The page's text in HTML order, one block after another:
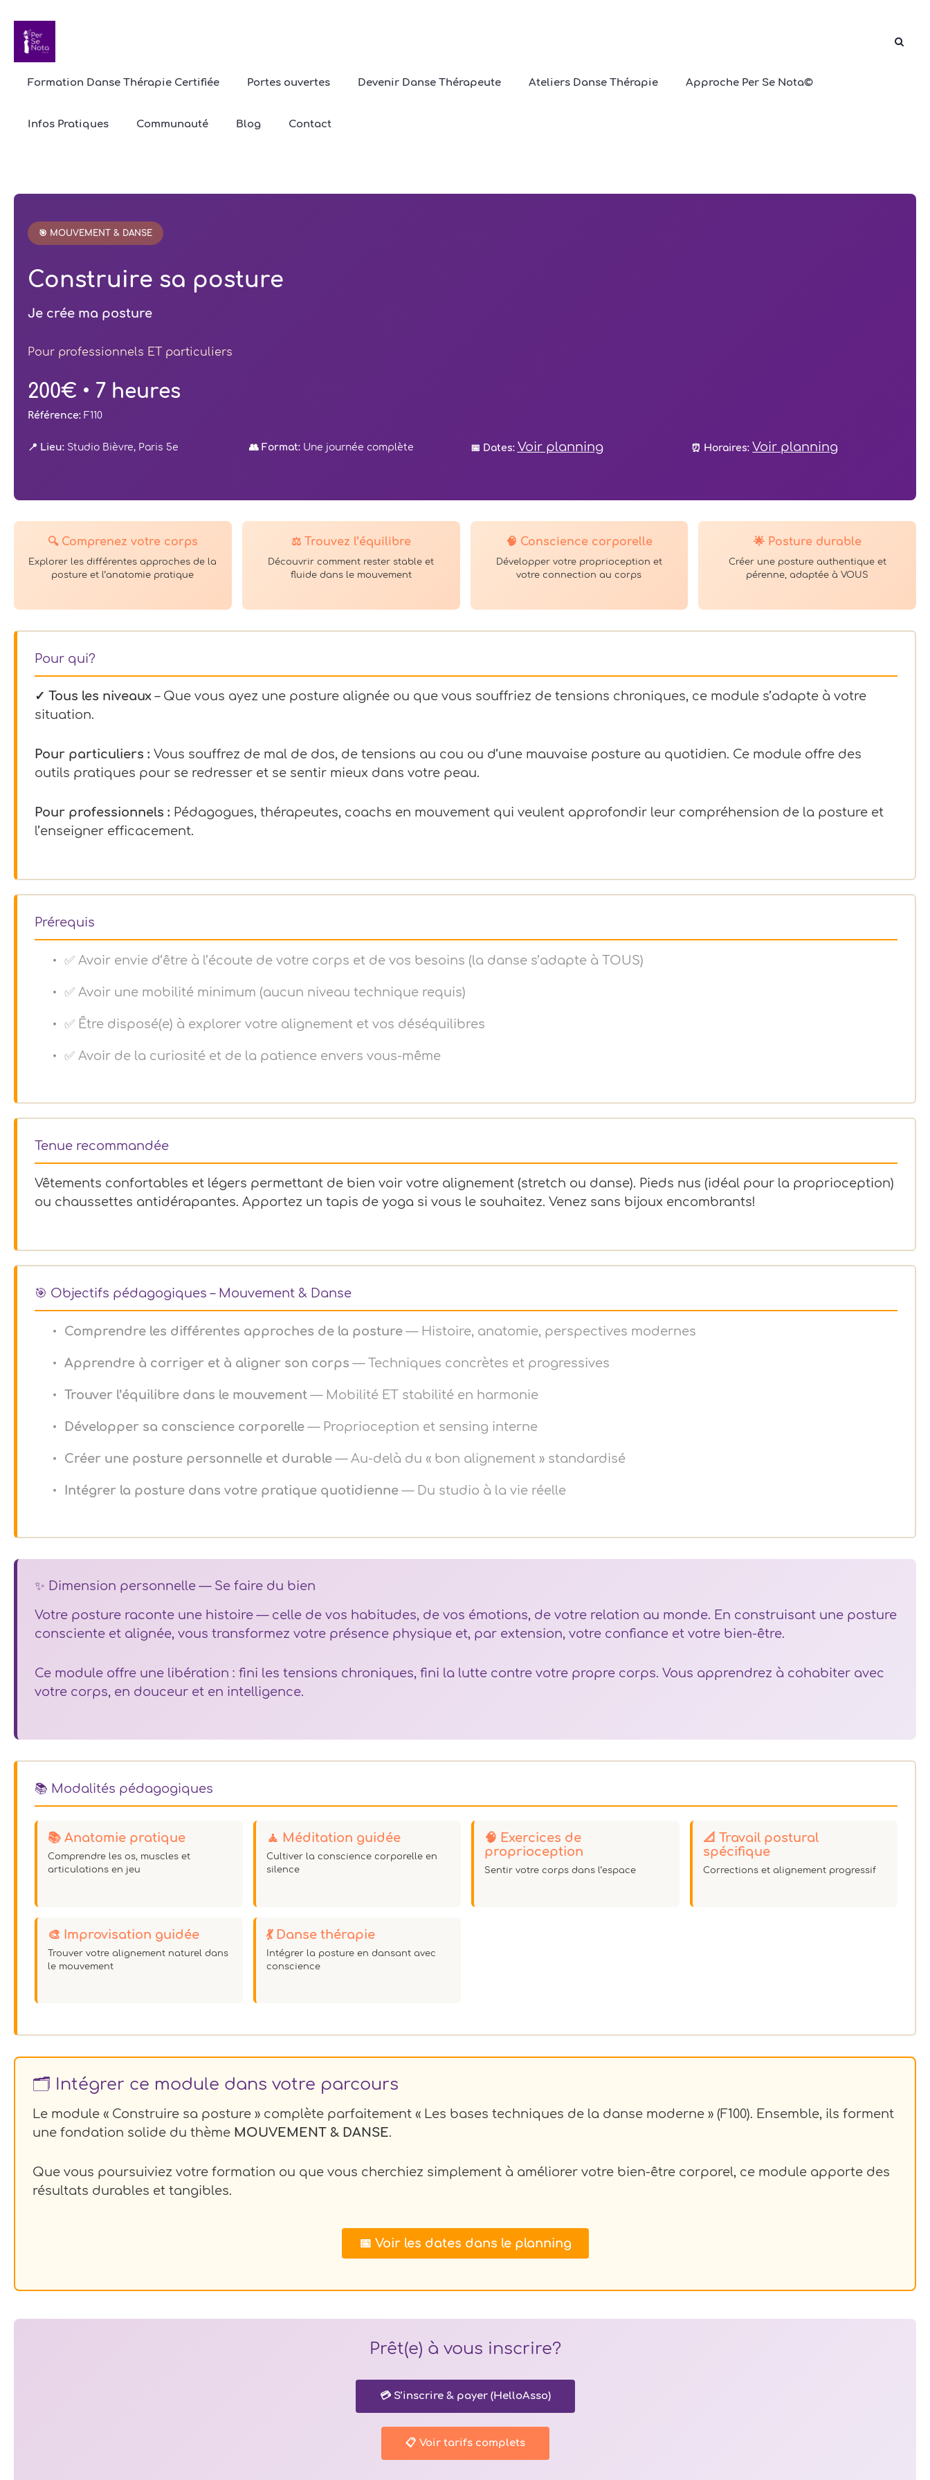
Formation Danse Thérapie Certifiée Portes ouvertes Devenir Danse Thérapeute Ateliers Danse Thérapie Approche Per Se Nota©
Infos Pratiques Communauté Blog Contact
🎯 MOUVEMENT & DANSE
Construire sa posture
Je crée ma posture
Pour professionnels ET particuliers
200€ • 7 heures
Référence: F110
📍 Lieu: Studio Bièvre, Paris 5e 👥 Format:Une journée complète 📅 Dates: Voir planning ⏰ Horaires: Voir planning
🔍 Comprenez votre corps
Explorer les différentes approches de la
posture et l’anatomie pratique
⚖️ Trouvez l’équilibre
Découvrir comment rester stable et
fluide dans le mouvement
🧠 Conscience corporelle
Développer votre proprioception et
votre connection au corps
🌟 Posture durable
Créer une posture authentique et
pérenne, adaptée à VOUS
Pour qui?
✓ Tous les niveaux – Que vous ayez une posture alignée ou que vous souffriez de tensions chroniques, ce module s’adapte à votre
situation.
Pour particuliers : Vous souffrez de mal de dos, de tensions au cou ou d’une mauvaise posture au quotidien. Ce module offre des
outils pratiques pour se redresser et se sentir mieux dans votre peau.
Pour professionnels : Pédagogues, thérapeutes, coachs en mouvement qui veulent approfondir leur compréhension de la posture et
l’enseigner efficacement.
Prérequis
✅ Avoir envie d’être à l’écoute de votre corps et de vos besoins (la danse s’adapte à TOUS)
✅ Avoir une mobilité minimum (aucun niveau technique requis)
✅ Être disposé(e) à explorer votre alignement et vos déséquilibres
✅ Avoir de la curiosité et de la patience envers vous-même
Tenue recommandée
Vêtements confortables et légers permettant de bien voir votre alignement (stretch ou danse). Pieds nus (idéal pour la proprioception)
ou chaussettes antidérapantes. Apportez un tapis de yoga si vous le souhaitez. Venez sans bijoux encombrants!
🎯 Objectifs pédagogiques – Mouvement & Danse
Comprendre les différentes approches de la posture — Histoire, anatomie, perspectives modernes
Apprendre à corriger et à aligner son corps — Techniques concrètes et progressives
Trouver l’équilibre dans le mouvement — Mobilité ET stabilité en harmonie
Développer sa conscience corporelle — Proprioception et sensing interne
Créer une posture personnelle et durable — Au-delà du « bon alignement » standardisé
Intégrer la posture dans votre pratique quotidienne — Du studio à la vie réelle
✨ Dimension personnelle — Se faire du bien
Votre posture raconte une histoire — celle de vos habitudes, de vos émotions, de votre relation au monde. En construisant une posture
consciente et alignée, vous transformez votre présence physique et, par extension, votre confiance et votre bien-être.
Ce module offre une libération : fini les tensions chroniques, fini la lutte contre votre propre corps. Vous apprendrez à cohabiter avec
votre corps, en douceur et en intelligence.
📚 Modalités pédagogiques
📚 Anatomie pratique
Comprendre les os, muscles et
articulations en jeu
🧘 Méditation guidée
Cultiver la conscience corporelle en
silence
🧠 Exercices de
proprioception
Sentir votre corps dans l’espace
📐 Travail postural
spécifique
Corrections et alignement progressif
🎨 Improvisation guidée
Trouver votre alignement naturel dans
le mouvement
💃 Danse thérapie
Intégrer la posture en dansant avec
conscience
🗂️ Intégrer ce module dans votre parcours
Le module « Construire sa posture » complète parfaitement « Les bases techniques de la danse moderne » (F100). Ensemble, ils forment
une fondation solide du thème MOUVEMENT & DANSE.
Que vous poursuiviez votre formation ou que vous cherchiez simplement à améliorer votre bien-être corporel, ce module apporte des
résultats durables et tangibles.
📅 Voir les dates dans le planning
Prêt(e) à vous inscrire?
💳 S’inscrire & payer (HelloAsso)
📋 Voir tarifs complets